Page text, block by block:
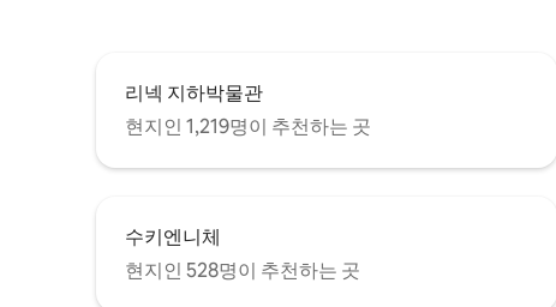
리넥 지하박물관
현지인 1,219명이 추천하는 곳
수키엔니체
현지인 528명이 추천하는 곳